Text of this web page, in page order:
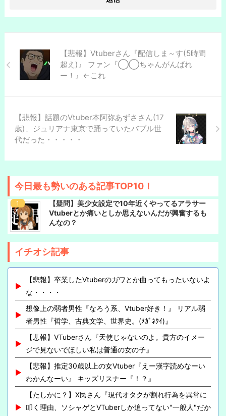
【悲報】Vtuberさん『配信しま～す(5時間
超え)』 ファン『◯◯ちゃんがんばれ
ー！』←これ
【悲報】話題のVtuber本阿弥あずささん(17
歳)、ジュリアナ東京で踊っていたバブル世
代だった・・・・・
今日最も勢いのある記事TOP10！
【疑問】美少女設定で10年近くやってるアラサー
Vtuberとか痛いとしか思えないんだが興奮するも
んなの？
イチオシ記事
【悲報】卒業したVtuberのガワとか曲ってもったいないよ
な・・・・
想像上の弱者男性『なろう系、Vtuber好き！』 リアル弱
者男性『哲学、古典文学、世界史。(ﾒｶﾞﾈｸｲ)』
【悲報】VTuberさん『天使じゃないのよ。貴方のイメー
ジで見ないでほしい私は普通の女の子』
【悲報】推定30歳以上の女Vtuber『えー漢字読めなーい
わかんなーい』 キッズリスナー『！？』
【たしかに？】X民さん『現代オタクが割れ行為を異常に
叩く理由、ソシャゲとVTuberしか追ってない"一般人"だか